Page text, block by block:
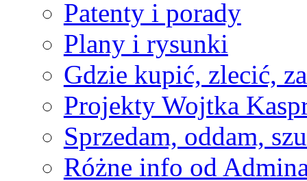
Patenty i porady
Plany i rysunki
Gdzie kupić, zlecić,
Projekty Wojtka
Sprzedam, oddam,
Różne info od